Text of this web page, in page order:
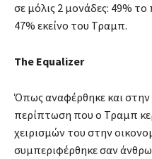
σε μόλις 2 μονάδες: 49%
47% εκείνο του Τραμπ.
The Equalizer
Όπως αναφέρθηκε και στην
περίπτωση που ο Τραμπ
χειρισμών του στην
συμπεριφέρθηκε σαν